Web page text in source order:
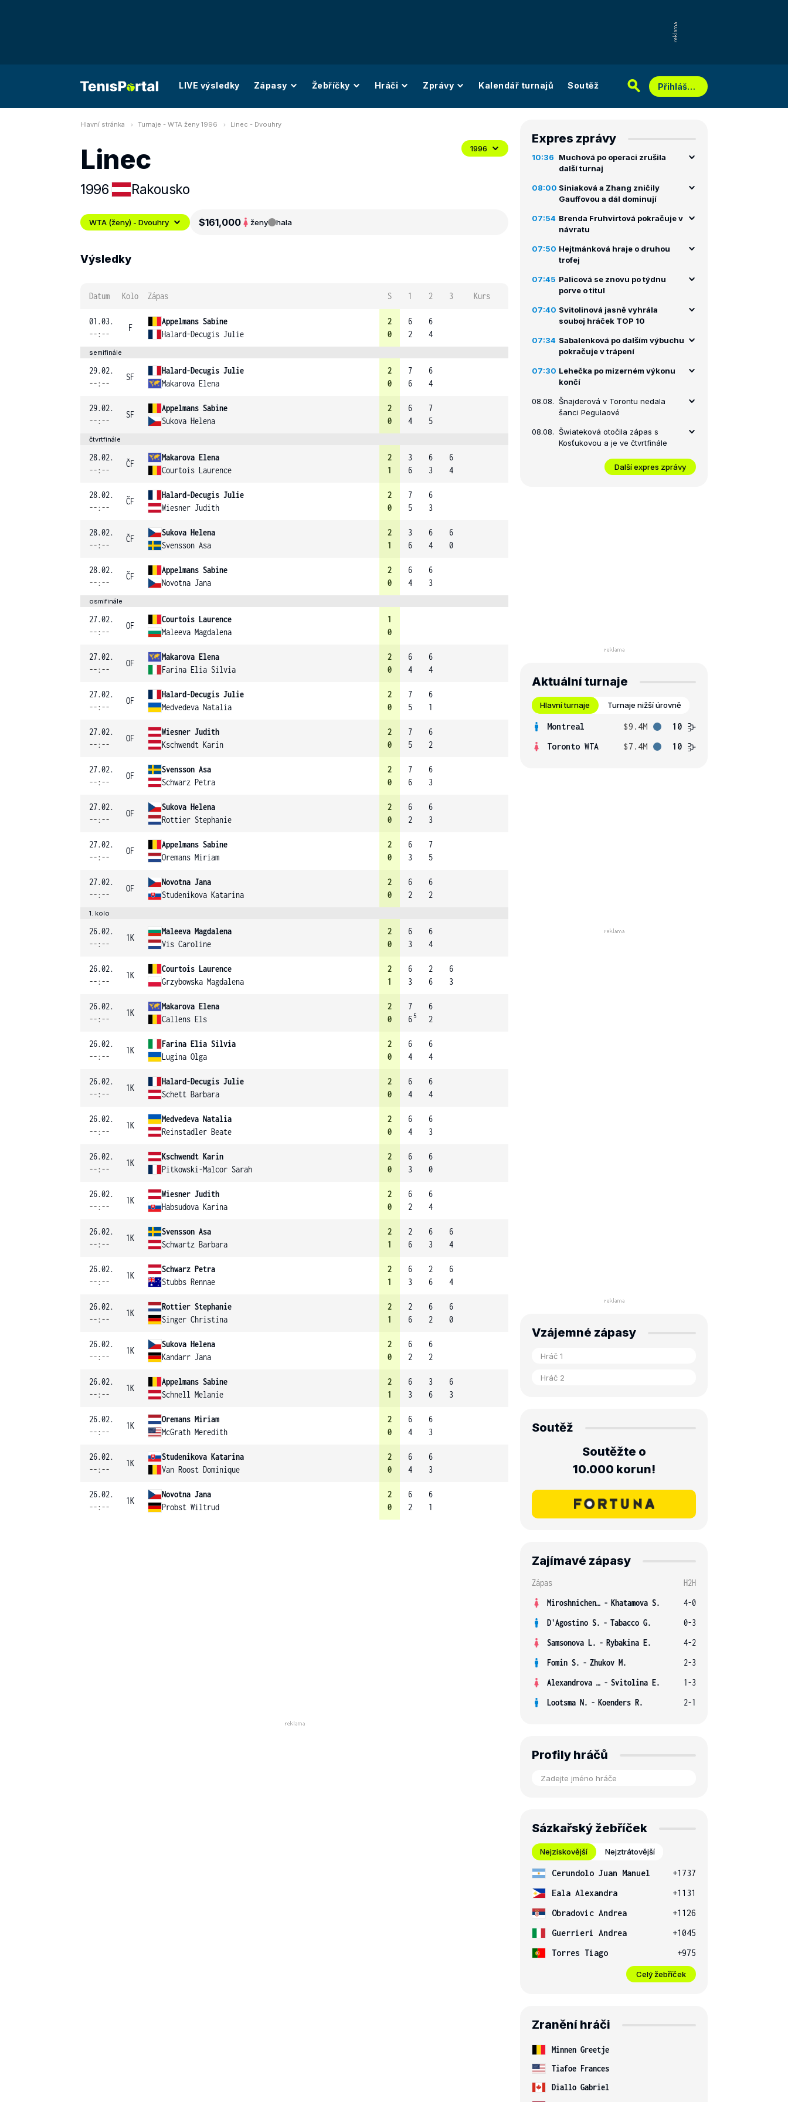
LIVE výsledky Zápasy Žebříčky Hráči Zprávy Kalendář turnajů Soutěž Přihlášení
Hlavní stránka Turnaje - WTA ženy 1996 Linec - Dvouhry
Linec
1996 Rakousko
1996
WTA (ženy) - Dvouhry $161,000 ženy hala
Výsledky
Datum Kolo Zápas S 1 2 3 Kurs
01.03.
--:--
F
Appelmans Sabine
Halard-Decugis Julie
2
0
6
2
6
4
semifinále
29.02.
--:--
SF
Halard-Decugis Julie
Makarova Elena
2
0
7
6
6
4
29.02.
--:--
SF
Appelmans Sabine
Sukova Helena
2
0
6
4
7
5
čtvrtfinále
28.02.
--:--
ČF
Makarova Elena
Courtois Laurence
2
1
3
6
6
3
6
4
28.02.
--:--
ČF
Halard-Decugis Julie
Wiesner Judith
2
0
7
5
6
3
28.02.
--:--
ČF
Sukova Helena
Svensson Asa
2
1
3
6
6
4
6
0
28.02.
--:--
ČF
Appelmans Sabine
Novotna Jana
2
0
6
4
6
3
osmifinále
27.02.
--:--
OF
Courtois Laurence
Maleeva Magdalena
1
0
27.02.
--:--
OF
Makarova Elena
Farina Elia Silvia
2
0
6
4
6
4
27.02.
--:--
OF
Halard-Decugis Julie
Medvedeva Natalia
2
0
7
5
6
1
27.02.
--:--
OF
Wiesner Judith
Kschwendt Karin
2
0
7
5
6
2
27.02.
--:--
OF
Svensson Asa
Schwarz Petra
2
0
7
6
6
3
27.02.
--:--
OF
Sukova Helena
Rottier Stephanie
2
0
6
2
6
3
27.02.
--:--
OF
Appelmans Sabine
Oremans Miriam
2
0
6
3
7
5
27.02.
--:--
OF
Novotna Jana
Studenikova Katarina
2
0
6
2
6
2
1. kolo
26.02.
--:--
1K
Maleeva Magdalena
Vis Caroline
2
0
6
3
6
4
26.02.
--:--
1K
Courtois Laurence
Grzybowska Magdalena
2
1
6
3
2
6
6
3
26.02.
--:--
1K
Makarova Elena
Callens Els
2
0
7
6 5
6
2
26.02.
--:--
1K
Farina Elia Silvia
Lugina Olga
2
0
6
4
6
4
26.02.
--:--
1K
Halard-Decugis Julie
Schett Barbara
2
0
6
4
6
4
26.02.
--:--
1K
Medvedeva Natalia
Reinstadler Beate
2
0
6
4
6
3
26.02.
--:--
1K
Kschwendt Karin
Pitkowski-Malcor Sarah
2
0
6
3
6
0
26.02.
--:--
1K
Wiesner Judith
Habsudova Karina
2
0
6
2
6
4
26.02.
--:--
1K
Svensson Asa
Schwartz Barbara
2
1
2
6
6
3
6
4
26.02.
--:--
1K
Schwarz Petra
Stubbs Rennae
2
1
6
3
2
6
6
4
26.02.
--:--
1K
Rottier Stephanie
Singer Christina
2
1
2
6
6
2
6
0
26.02.
--:--
1K
Sukova Helena
Kandarr Jana
2
0
6
2
6
2
26.02.
--:--
1K
Appelmans Sabine
Schnell Melanie
2
1
6
3
3
6
6
3
26.02.
--:--
1K
Oremans Miriam
McGrath Meredith
2
0
6
4
6
3
26.02.
--:--
1K
Studenikova Katarina
Van Roost Dominique
2
0
6
4
6
3
26.02.
--:--
1K
Novotna Jana
Probst Wiltrud
2
0
6
2
6
1
Expres zprávy
10:36
Muchová po operaci zrušila
další turnaj
08:00 Siniaková a Zhang zničily
Gauffovou a dál dominují
07:54 Brenda Fruhvirtová pokračuje v
návratu
07:50 Hejtmánková hraje o druhou
trofej
07:45 Palicová se znovu po týdnu
porve o titul
07:40 Svitolinová jasně vyhrála
souboj hráček TOP 10
07:34 Sabalenková po dalším výbuchu
pokračuje v trápení
07:30 Lehečka po mizerném výkonu
končí
08.08. Šnajderová v Torontu nedala
šanci Pegulaové
08.08. Šwiateková otočila zápas s
Kosťukovou a je ve čtvrtfinále
Další expres zprávy
Aktuální turnaje
Hlavní turnaje Turnaje nižší úrovně
Montreal $9.4M
10
Toronto WTA
$7.4M 10
Vzájemné zápasy
Soutěž
Soutěžte o
10.000 korun!
Zajímavé zápasy
Zápas
H2H
Miroshnichenko V. - Khatamova S.
4-0
D'Agostino S. - Tabacco G.
0-3
Samsonova L. - Rybakina E.
4-2
Fomin S. - Zhukov M.
2-3
Alexandrova E. - Svitolina E.
1-3
Lootsma N. - Koenders R. 2-1
Profily hráčů
Sázkařský žebříček
Nejziskovější Nejztrátovější
Cerundolo Juan Manuel
+1737
Eala Alexandra
+1131
Obradovic Andrea
+1126
Guerrieri Andrea
+1045
Torres Tiago
+975
Celý žebříček
Zranění hráči
Minnen Greetje
Tiafoe Frances
Diallo Gabriel